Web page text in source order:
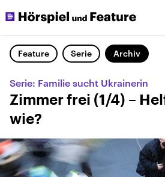
Feature Serie Archiv
Serie: Familie sucht Ukrainerin
Zimmer frei (1/4) –
wie?